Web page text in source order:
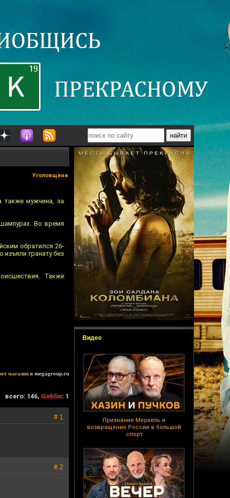
Видео
Признание Меркель и
возвращение России в большой
спорт
Уголовщина
также мужчина, за
Во время
обратился 26-
гранату без
Также
магазин в megagroup.ru
всего: 146, Goblin: 1
# 1
# 2